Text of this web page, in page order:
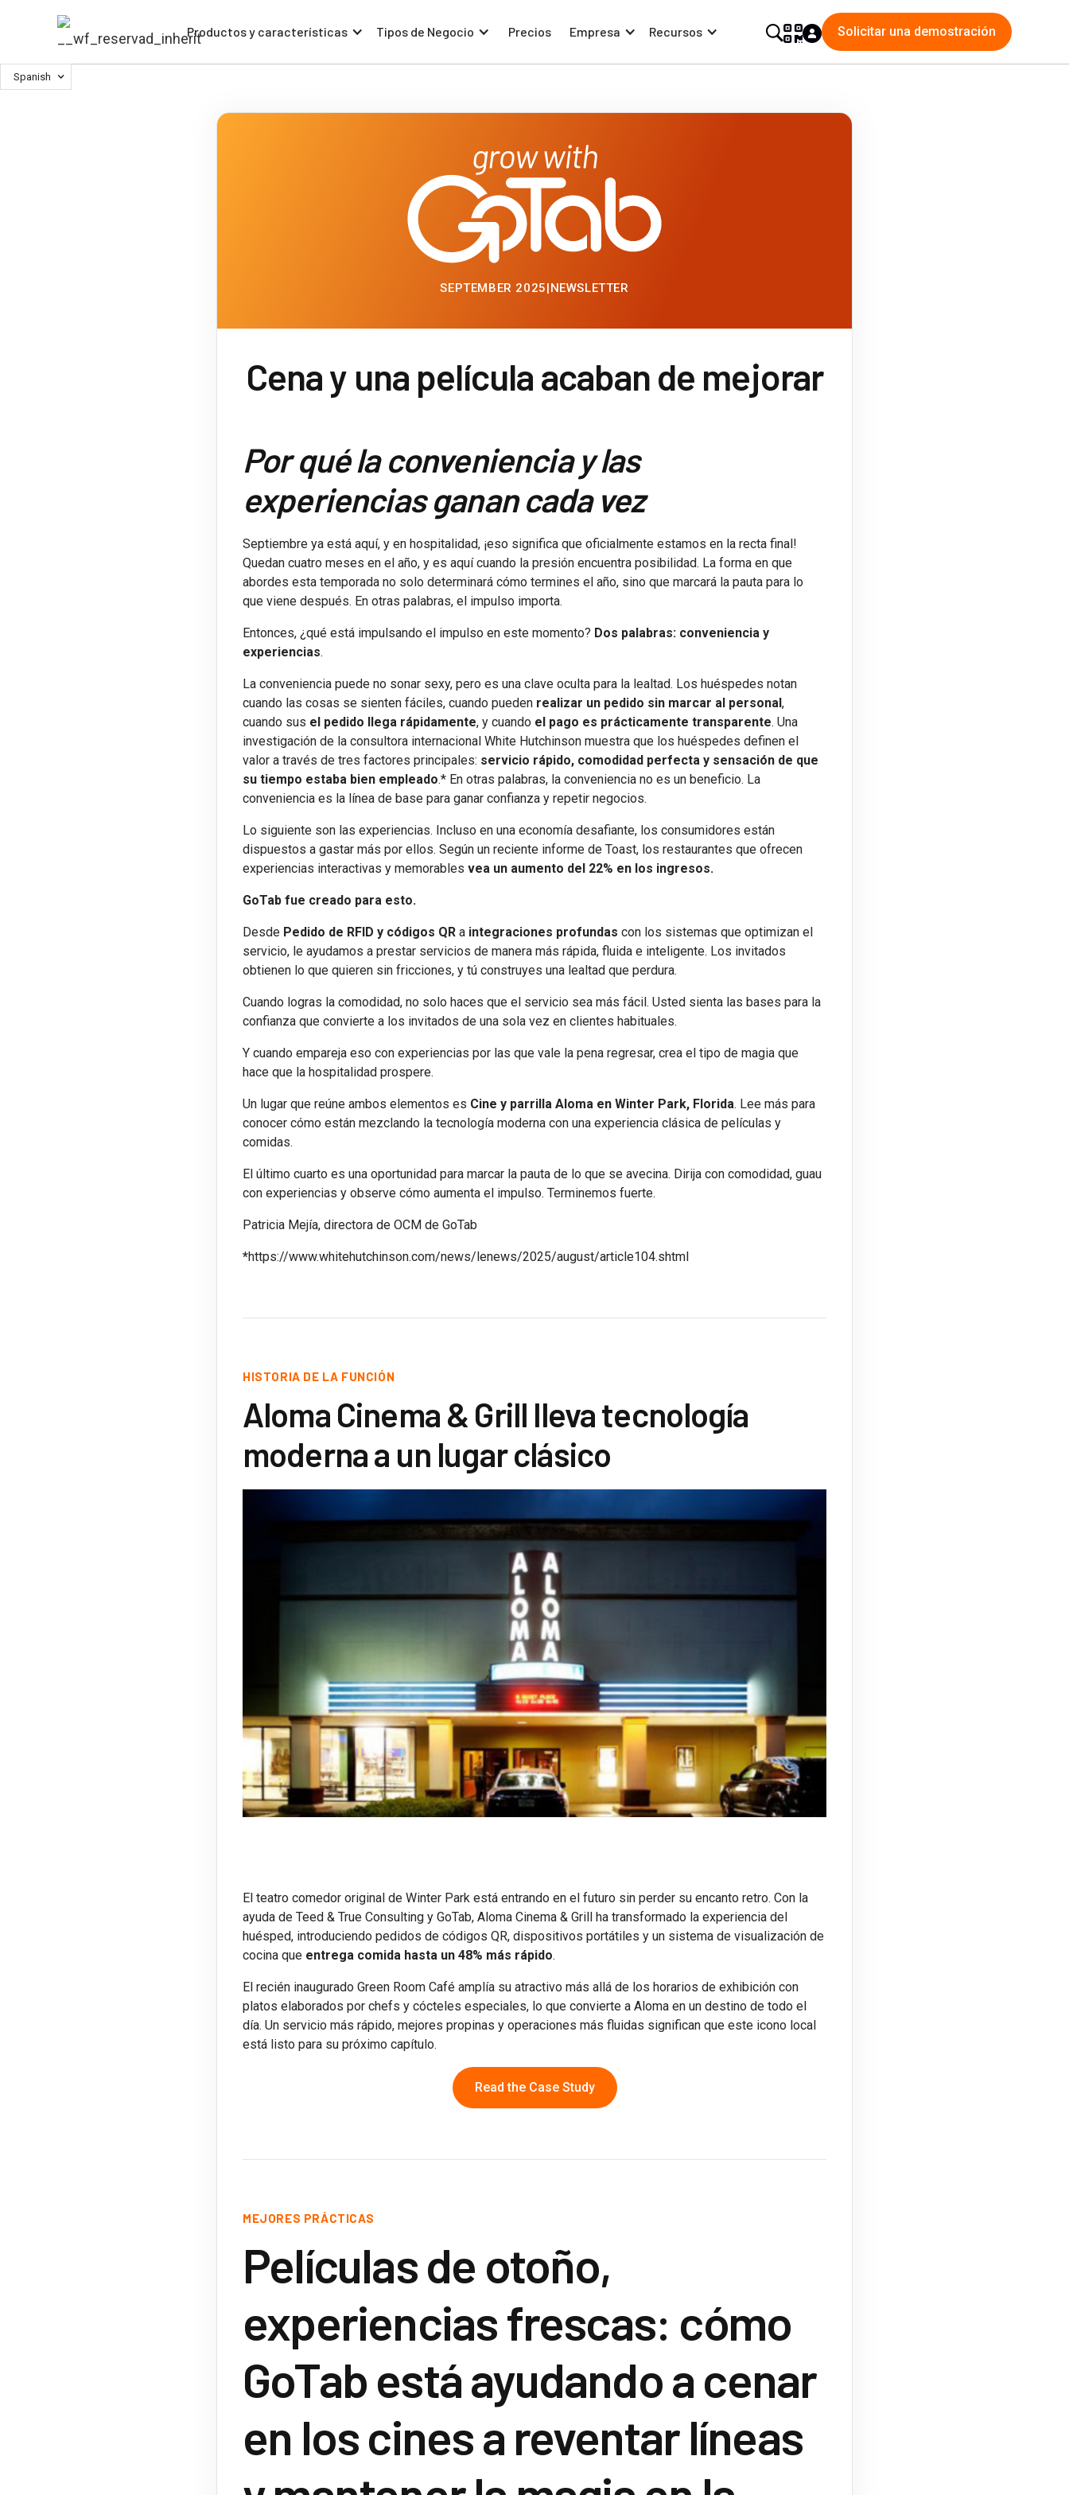
Productos y características Tipos de Negocio Precios Empresa Recursos Solicitar una demostración
Spanish
SEPTEMBER 2025|NEWSLETTER
Cena y una película acaban de mejorar
Por qué la conveniencia y las
experiencias ganan cada vez
Septiembre ya está aquí, y en hospitalidad, ¡eso significa que oficialmente estamos en la recta final!
Quedan cuatro meses en el año, y es aquí cuando la presión encuentra posibilidad. La forma en que
abordes esta temporada no solo determinará cómo termines el año, sino que marcará la pauta para lo
que viene después. En otras palabras, el impulso importa.
Entonces, ¿qué está impulsando el impulso en este momento? Dos palabras: conveniencia y
experiencias.
La conveniencia puede no sonar sexy, pero es una clave oculta para la lealtad. Los huéspedes notan
cuando las cosas se sienten fáciles, cuando pueden realizar un pedido sin marcar al personal,
cuando sus el pedido llega rápidamente, y cuando el pago es prácticamente transparente. Una
investigación de la consultora internacional White Hutchinson muestra que los huéspedes definen el
valor a través de tres factores principales: servicio rápido, comodidad perfecta y sensación de que
su tiempo estaba bien empleado.* En otras palabras, la conveniencia no es un beneficio. La
conveniencia es la línea de base para ganar confianza y repetir negocios.
Lo siguiente son las experiencias. Incluso en una economía desafiante, los consumidores están
dispuestos a gastar más por ellos. Según un reciente informe de Toast, los restaurantes que ofrecen
experiencias interactivas y memorables vea un aumento del 22% en los ingresos.
GoTab fue creado para esto.
Desde Pedido de RFID y códigos QR a integraciones profundas con los sistemas que optimizan el
servicio, le ayudamos a prestar servicios de manera más rápida, fluida e inteligente. Los invitados
obtienen lo que quieren sin fricciones, y tú construyes una lealtad que perdura.
Cuando logras la comodidad, no solo haces que el servicio sea más fácil. Usted sienta las bases para la
confianza que convierte a los invitados de una sola vez en clientes habituales.
Y cuando empareja eso con experiencias por las que vale la pena regresar, crea el tipo de magia que
hace que la hospitalidad prospere.
Un lugar que reúne ambos elementos es Cine y parrilla Aloma en Winter Park, Florida. Lee más para
conocer cómo están mezclando la tecnología moderna con una experiencia clásica de películas y
comidas.
El último cuarto es una oportunidad para marcar la pauta de lo que se avecina. Dirija con comodidad, guau
con experiencias y observe cómo aumenta el impulso. Terminemos fuerte.
Patricia Mejía, directora de OCM de GoTab
*https://www.whitehutchinson.com/news/lenews/2025/august/article104.shtml
HISTORIA DE LA FUNCIÓN
Aloma Cinema & Grill lleva tecnología
moderna a un lugar clásico
El teatro comedor original de Winter Park está entrando en el futuro sin perder su encanto retro. Con la
ayuda de Teed & True Consulting y GoTab, Aloma Cinema & Grill ha transformado la experiencia del
huésped, introduciendo pedidos de códigos QR, dispositivos portátiles y un sistema de visualización de
cocina que entrega comida hasta un 48% más rápido.
El recién inaugurado Green Room Café amplía su atractivo más allá de los horarios de exhibición con
platos elaborados por chefs y cócteles especiales, lo que convierte a Aloma en un destino de todo el
día. Un servicio más rápido, mejores propinas y operaciones más fluidas significan que este icono local
está listo para su próximo capítulo.
Read the Case Study
MEJORES PRÁCTICAS
Películas de otoño,
experiencias frescas: cómo
GoTab está ayudando a cenar
en los cines a reventar líneas